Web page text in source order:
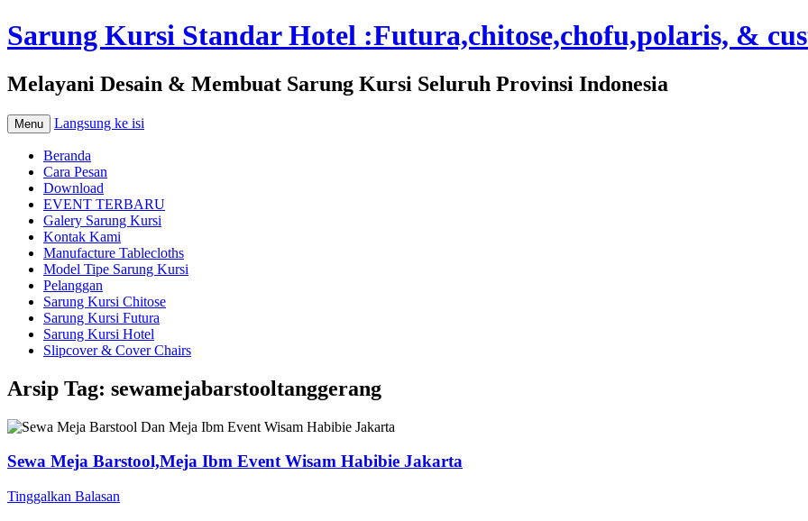
Sarung Kursi Standar Hotel :Futura,chitose,chofu,polaris, &
Melayani Desain & Membuat Sarung Kursi Seluruh Provinsi Indonesia
Menu Langsung ke isi
Beranda
Cara Pesan
Download
EVENT TERBARU
Galery Sarung Kursi
Kontak Kami
Manufacture Tablecloths
Model Tipe Sarung Kursi
Pelanggan
Sarung Kursi Chitose
Sarung Kursi Futura
Sarung Kursi Hotel
Slipcover & Cover Chairs
Arsip Tag: sewamejabarstooltanggerang
Sewa Meja Barstool,Meja Ibm Event Wisam Habibie Jakarta
Tinggalkan Balasan